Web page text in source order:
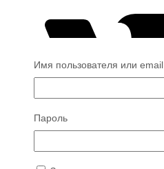
Имя пользователя или email
Пароль